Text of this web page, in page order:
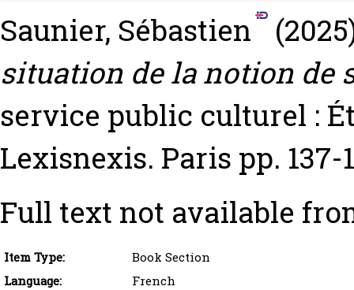
Saunier, Sébastien
situation de la notion de
service public culturel :
Lexisnexis. Paris pp. 137-
Full text not available
Item Type:
Book Section
Language:
French